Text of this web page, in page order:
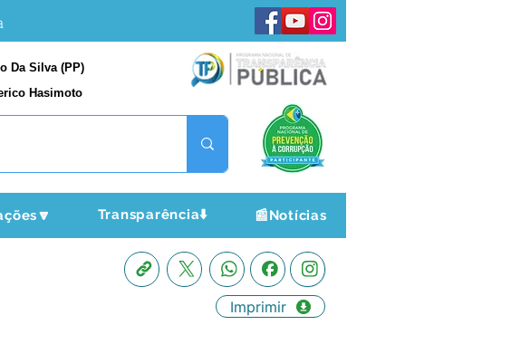
Da Silva (PP)
Hasimoto
Transparência⬇️ 📰Notícias
Imprimir